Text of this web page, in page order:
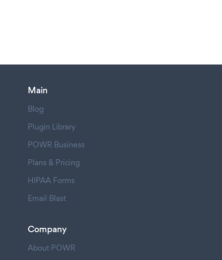
Main
Blog
Plugin Library
POWR Business
Plans & Pricing
HIPAA Forms
Email Blast
Company
About POWR